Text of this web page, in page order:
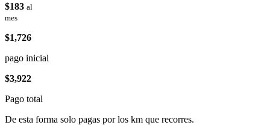
$183 al
mes
$1,726
pago inicial
$3,922
Pago total
De esta forma solo pagas por los km que recorres.